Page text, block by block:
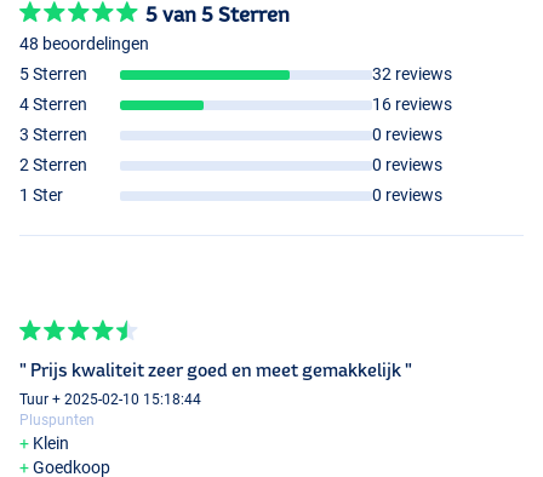
5 van 5 Sterren
48 beoordelingen
5 Sterren
32 reviews
4 Sterren
16 reviews
3 Sterren
0 reviews
2 Sterren
0 reviews
1 Ster
0 reviews
" Prijs kwaliteit zeer goed en meet gemakkelijk "
Tuur + 2025-02-10 15:18:44
Pluspunten
Klein
Goedkoop